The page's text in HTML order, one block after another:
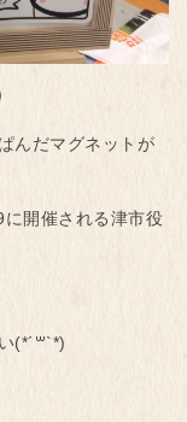
んだマグネットが
開催される津市役
(*´꒳`*)